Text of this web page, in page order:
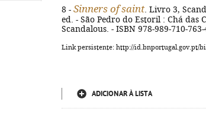
8 - Sinners of saint. Livro 3,
ed. - São Pedro do Estoril : Chá das
Scandalous. - ISBN 978-989-710-763-
Link persistente: http://id.bnportugal.gov.pt/
ADICIONAR À LISTA